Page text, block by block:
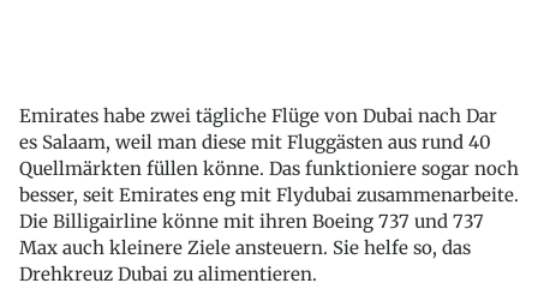
Emirates habe zwei tägliche Flüge von Dubai nach Dar
es Salaam, weil man diese mit Fluggästen aus rund 40
Quellmärkten füllen könne. Das funktioniere sogar noch
besser, seit Emirates eng mit Flydubai zusammenarbeite.
Die Billigairline könne mit ihren Boeing 737 und 737
Max auch kleinere Ziele ansteuern. Sie helfe so, das
Drehkreuz Dubai zu alimentieren.